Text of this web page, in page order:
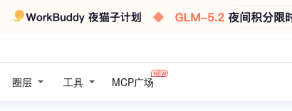
圈层 工具 MCP广场